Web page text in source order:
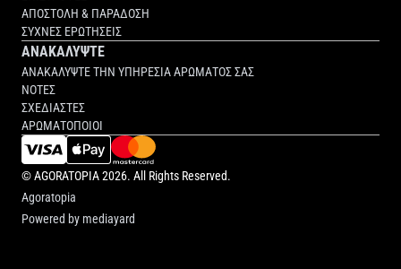
ΑΠΟΣΤΟΛΗ & ΠΑΡΑΔΟΣΗ
ΣΥΧΝΕΣ ΕΡΩΤΗΣΕΙΣ
ΑΝΑΚΑΛΥΨΤΕ
ΑΝΑΚΑΛΥΨΤΕ ΤΗΝ ΥΠΗΡΕΣΙΑ ΑΡΩΜΑΤΟΣ ΣΑΣ
ΝΟΤΕΣ
ΣΧΕΔΙΑΣΤΕΣ
ΑΡΩΜΑΤΟΠΟΙΟΙ
©AGORATOPIA2026. All Rights Reserved.
Agoratopia
Powered by mediayard